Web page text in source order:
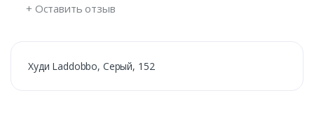
+ Оставить отзыв
Худи Laddobbo, Серый, 152